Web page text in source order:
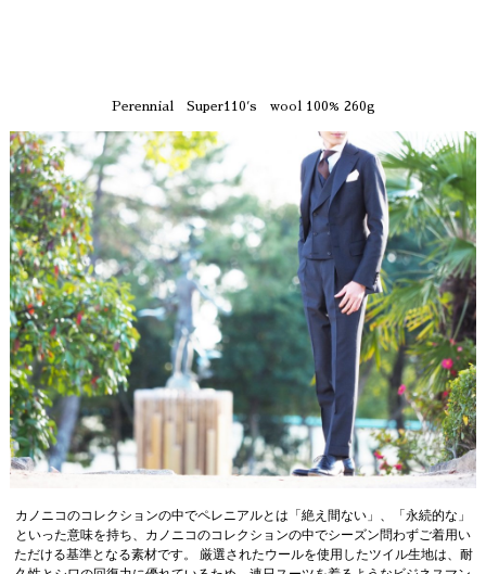
Perennial Super110′s wool 100% 260g
カノニコのコレクションの中でペレニアルとは「絶え間ない」、「永続的な」
といった意味を持ち、カノニコのコレクションの中でシーズン問わずご着用い
ただける基準となる素材です。 厳選されたウールを使用したツイル生地は、耐